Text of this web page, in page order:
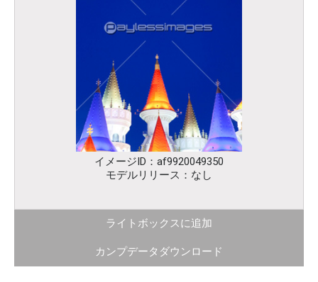
イメージID：af9920049350
モデルリリース：なし
ライトボックスに追加
カンプデータダウンロード